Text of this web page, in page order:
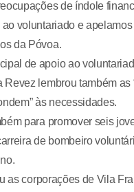
de índole
voluntariado e
da Póvoa.
de apoio ao
lembrou também as
às necessidades.
para promover seis
de bombeiro
as corporações de Vila